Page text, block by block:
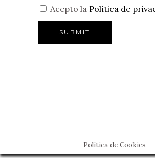
Acepto la Política de
Política de Cookies